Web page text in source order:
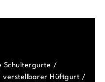
Schultergurte /
verstellbarer Hüftgurt /